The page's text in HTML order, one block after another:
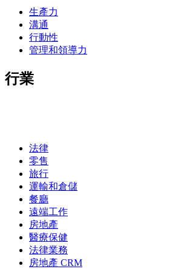
生產力
溝通
行動性
管理和領導力
行業
法律
零售
旅行
運輸和倉儲
餐廳
遠端工作
房地產
醫療保健
法律業務
房地產 CRM